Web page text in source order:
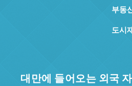
부동
도시
대만에 들어오는 외국